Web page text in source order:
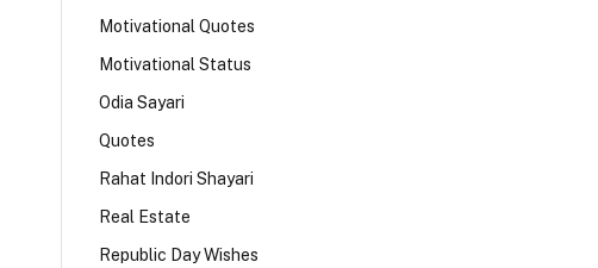
Motivational Quotes
Motivational Status
Odia Sayari
Quotes
Rahat Indori Shayari
Real Estate
Republic Day Wishes